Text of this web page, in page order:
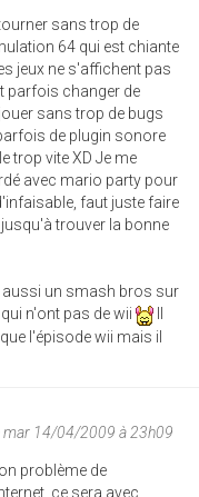
sans trop de
64 qui est chiante
jeux ne s'affichent pas
parfois changer de
sans trop de bugs
de plugin sonore
trop vite XD Je me
avec mario party pour
faut juste faire
trouver la bonne
aussi un smash bros sur
n'ont pas de wii
l'épisode wii mais il
14/04/2009 à 23h09
problème de
ce sera avec